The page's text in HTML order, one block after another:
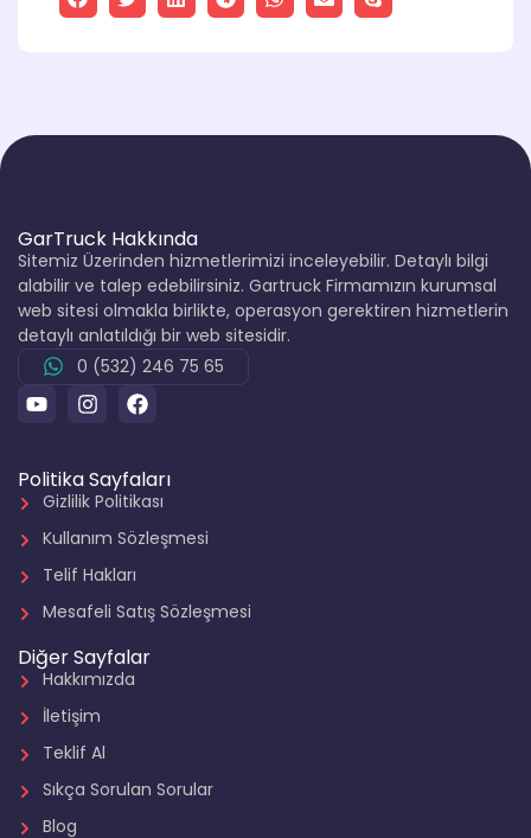
GarTruck Hakkında
Sitemiz Üzerinden hizmetlerimizi inceleyebilir. Detaylı bilgi
alabilir ve talep edebilirsiniz. Gartruck Firmamızın kurumsal
web sitesi olmakla birlikte, operasyon gerektiren hizmetlerin
detaylı anlatıldığı bir web sitesidir.
0 (532) 246 75 65
Politika Sayfaları
Gizlilik Politikası
Kullanım Sözleşmesi
Telif Hakları
Mesafeli Satış Sözleşmesi
Diğer Sayfalar
Hakkımızda
İletişim
Teklif Al
Sıkça Sorulan Sorular
Blog